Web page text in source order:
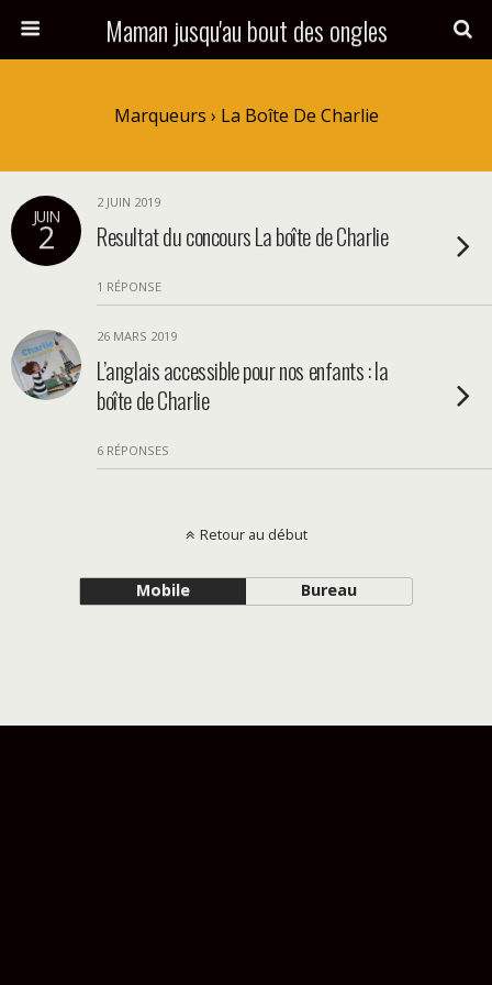
Maman jusqu'au bout des ongles
Marqueurs › La Boîte De Charlie
JUIN
2
2 JUIN 2019
Resultat du concours La boîte de Charlie
1 RÉPONSE
26 MARS 2019
L’anglais accessible pour nos enfants : la
boîte de Charlie
6 RÉPONSES
Retour au début
Mobile Bureau